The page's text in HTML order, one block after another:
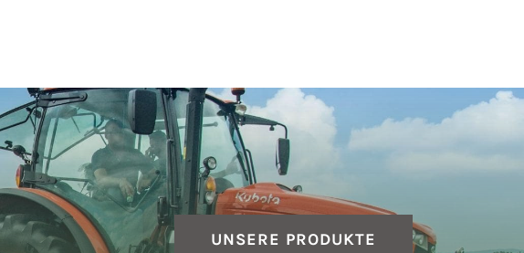
UNSERE PRODUKTE